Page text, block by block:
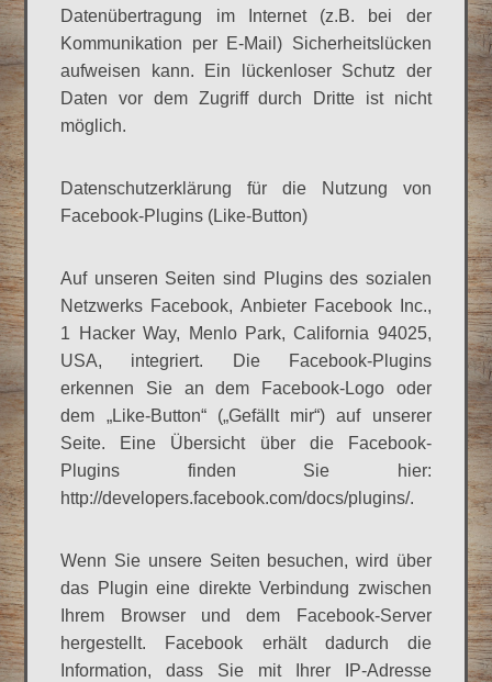
Datenübertragung im Internet (z.B. bei der
Kommunikation per E-Mail) Sicherheitslücken
aufweisen kann. Ein lückenloser Schutz der
Daten vor dem Zugriff durch Dritte ist nicht
möglich.
Datenschutzerklärung für die Nutzung von
Facebook-Plugins (Like-Button)
Auf unseren Seiten sind Plugins des sozialen
Netzwerks Facebook, Anbieter Facebook Inc.,
1 Hacker Way, Menlo Park, California 94025,
USA, integriert. Die Facebook-Plugins
erkennen Sie an dem Facebook-Logo oder
dem „Like-Button“ („Gefällt mir“) auf unserer
Seite. Eine Übersicht über die Facebook-
Plugins finden Sie hier:
http://developers.facebook.com/docs/plugins/.
Wenn Sie unsere Seiten besuchen, wird über
das Plugin eine direkte Verbindung zwischen
Ihrem Browser und dem Facebook-Server
hergestellt. Facebook erhält dadurch die
Information, dass Sie mit Ihrer IP-Adresse